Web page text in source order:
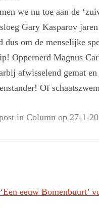
we nu toe aan de
Gary Kasparov
dus om de menselijke
Oppernerd Magnus
afwisselend gemat
Of
inColumn op27-1-
‘Een eeuw Bomenbuurt’